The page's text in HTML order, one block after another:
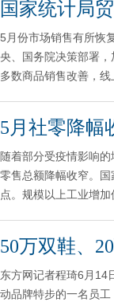
国家统计局
5月份市场销售有所恢
央、国务院决策部署
多数商品销售改善，线
5月社零降幅
随着部分受疫情影响
零售总额降幅收窄。
点。规模以上工业增加
50万双鞋、
东方网记者程琦6月14
动品牌特步的一名员